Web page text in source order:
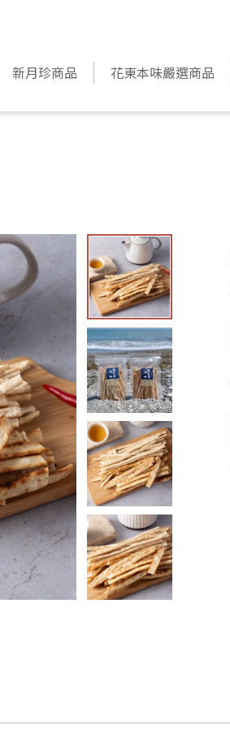
新月珍商品 花東本味嚴選商品